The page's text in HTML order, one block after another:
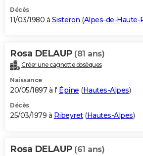
Décès
11/03/1980 à Sisteron (Alpes-de-Haute-
Rosa DELAUP (81 ans)
Créer une cagnotte obsèques
Naissance
20/05/1897 à l' Épine (Hautes-Alpes)
Décès
25/03/1979 à Ribeyret(Hautes-Alpes)
Rosa DELAUP (61 ans)